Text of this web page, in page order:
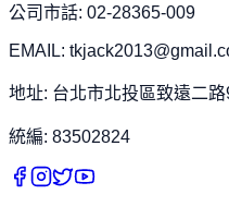
公司市話: 02-28365-009
EMAIL:
地址: 台北市北投區致遠二
統編: 83502824